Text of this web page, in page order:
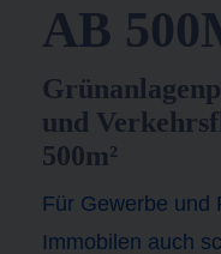
AB
und
500m²
Für Gewerbe und
Immobilen auch